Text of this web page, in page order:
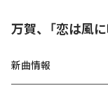
万賀、「恋は風
新曲情報